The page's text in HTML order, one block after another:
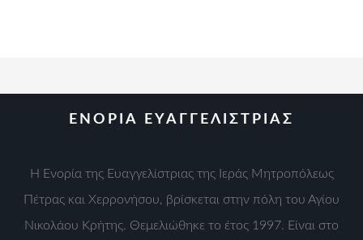
ΕΝΟΡΙΑ ΕΥΑΓΓΕΛΙΣΤΡΙΑΣ
Η Ενορία της Ευαγγελίστριας της Ιεράς Μητροπόλεως
Πέτρας και Χερρονήσου, βρίσκεται στην πόλη του Αγίου
Νικολάου Κρήτης. Θεμελιώθηκε το έτος 1997. Είναι στο